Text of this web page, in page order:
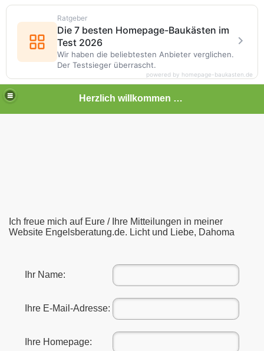
Herzlich willkommen bei Engelsberatung.de
Ich freue mich auf Eure / Ihre Mitteilungen in meiner
Website Engelsberatung.de. Licht und Liebe, Dahoma
Ihr Name:
Ihre E-Mail-Adresse:
Ihre Homepage:
Ratgeber
Die 7 besten Homepage-Baukästen im
Test 2026
Wir haben die beliebtesten Anbieter verglichen.
Der Testsieger überrascht.
powered by homepage-baukasten.de